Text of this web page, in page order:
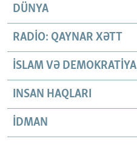
DÜNYA
RADIO: QAYNAR XƏTT
İSLAM VƏ DEMOKRATIYA
INSAN HAQLARI
İDMAN